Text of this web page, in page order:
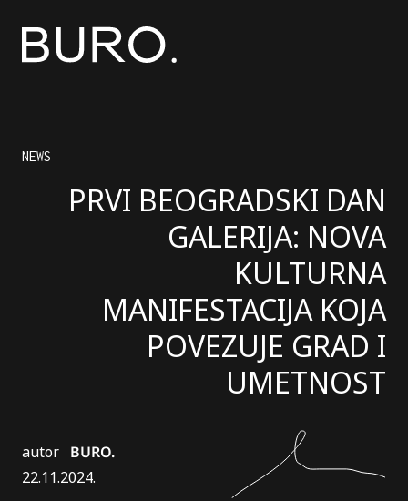
NEWS
PRVI BEOGRADSKI DAN
GALERIJA: NOVA
KULTURNA
MANIFESTACIJA KOJA
POVEZUJE GRAD I
UMETNOST
autor BURO.
22.11.2024.